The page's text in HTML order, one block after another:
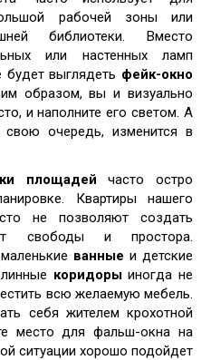
рабочей зоны или
библиотеки. Вместо
или настенных ламп
будет выглядеть фейк-окно
образом, вы и визуально
и наполните его светом. А
очередь, изменится в
площадей часто остро
Квартиры нашего
не позволяют создать
свободы и простора.
маленькие ванные и детские
коридорыиногда не
всю желаемую мебель.
себя жителем крохотной
место для фальш-окна на
ситуации хорошо подойдет